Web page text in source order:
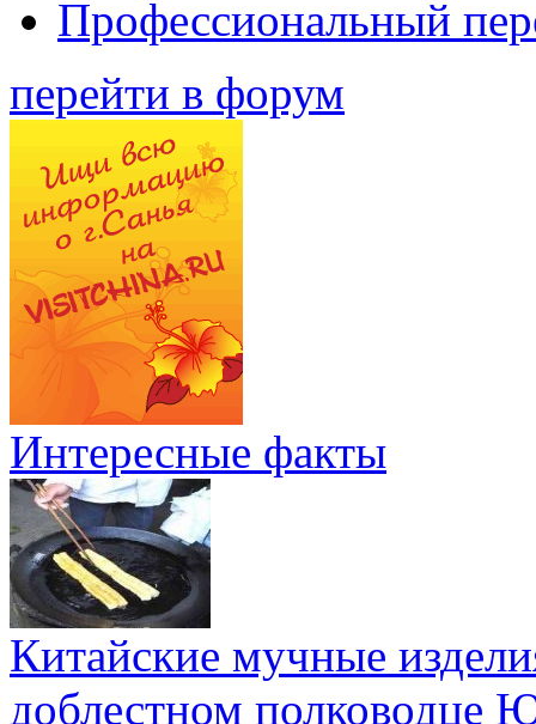
Профессиональный
перейти в форум
Интересные факты
Китайские мучные
доблестном полководце